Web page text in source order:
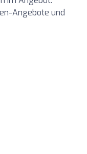
Angebote und